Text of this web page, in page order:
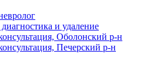
и удаление
Оболонский р-н
Печерский р-н